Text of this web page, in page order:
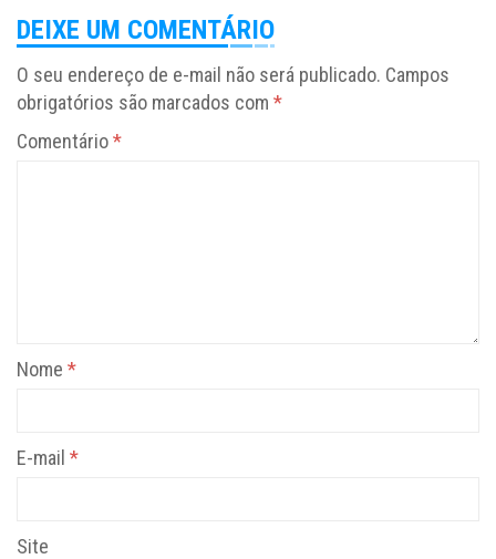
DEIXE UM COMENTÁRIO
O seu endereço de e-mail não será publicado. Campos
obrigatórios são marcados com *
Comentário*
Nome *
E-mail *
Site